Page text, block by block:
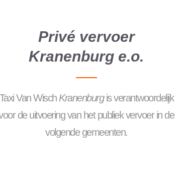
Privé vervoer
Kranenburg e.o.
Taxi Van Wisch Kranenburgis verantwoordelijk
de uitvoering van het publiek vervoer in de
volgende gemeenten.